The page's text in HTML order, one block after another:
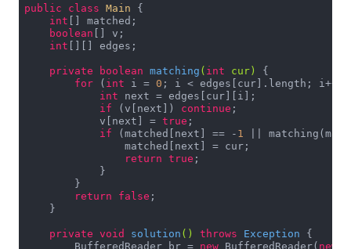
public class Main
{
int [] matched;
boolean [] v;
int [][] edges;
private boolean matching ( int cur)
{
for ( int i = 0 ; i < edges[cur].length; i++)
int next = edges[cur][i];
if (v[next]) continue ;
            v[next] =
true ;
if (matched[next] == - 1
||
                matched[next] = cur;
return true ;
            }
        }
return
false ;
    }
private void solution () throws Exception {
        BufferedReader br =
new BufferedReader( new